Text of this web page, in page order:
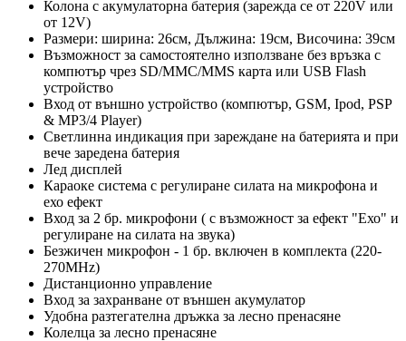
Колона с акумулаторна батерия (зарежда се от 220V или
от 12V)
Размери: ширина: 26см, Дължина: 19см, Височина: 39см
Възможност за самостоятелно използване без връзка с
компютър чрез SD/MMC/MMS карта или USB Flash
устройство
Вход от външно устройство (компютър, GSM, Ipod, PSP
& MP3/4 Player)
Светлинна индикация при зареждане на батерията и при
вече заредена батерия
Лед дисплей
Караоке система с регулиране силата на микрофона и
ехо ефект
Вход за 2 бр. микрофони ( с възможност за ефект "Ехо" и
регулиране на силата на звука)
Безжичен микрофон - 1 бр. включен в комплекта (220-
270MHz)
Дистанционно управление
Вход за захранване от външен акумулатор
Удобна разтегателна дръжка за лесно пренасяне
Колелца за лесно пренасяне